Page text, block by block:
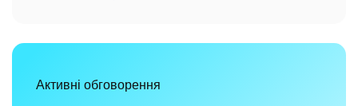
тек:
і
Активні обговорення